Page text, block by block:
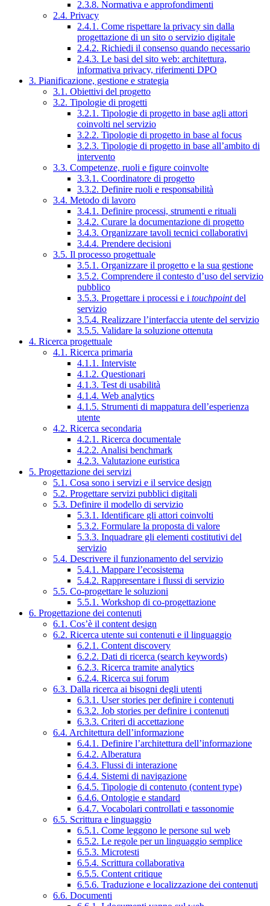
2.3.8. Normativa e approfondimenti
2.4. Privacy
2.4.1. Come rispettare la privacy sin dalla
progettazione di un sito o servizio digitale
2.4.2. Richiedi il consenso quando necessario
2.4.3. Le basi del sito web: architettura,
informativa privacy, riferimenti DPO
3. Pianificazione, gestione e strategia
3.1. Obiettivi del progetto
3.2. Tipologie di progetti
3.2.1. Tipologie di progetto in base agli attori
coinvolti nel servizio
3.2.2. Tipologie di progetto in base al focus
3.2.3. Tipologie di progetto in base all’ambito di
intervento
3.3. Competenze, ruoli e figure coinvolte
3.3.1. Coordinatore di progetto
3.3.2. Definire ruoli e responsabilità
3.4. Metodo di lavoro
3.4.1. Definire processi, strumenti e rituali
3.4.2. Curare la documentazione di progetto
3.4.3. Organizzare tavoli tecnici collaborativi
3.4.4. Prendere decisioni
3.5. Il processo progettuale
3.5.1. Organizzare il progetto e la sua gestione
3.5.2. Comprendere il contesto d’uso del servizio
pubblico
3.5.3. Progettare i processi e i touchpointdel
servizio
3.5.4. Realizzare l’interfaccia utente del servizio
3.5.5. Validare la soluzione ottenuta
4. Ricerca progettuale
4.1. Ricerca primaria
4.1.1. Interviste
4.1.2. Questionari
4.1.3. Test di usabilità
4.1.4. Web analytics
4.1.5. Strumenti di mappatura dell’esperienza
utente
4.2. Ricerca secondaria
4.2.1. Ricerca documentale
4.2.2. Analisi benchmark
4.2.3. Valutazione euristica
5. Progettazione dei servizi
5.1. Cosa sono i servizi e il service design
5.2. Progettare servizi pubblici digitali
5.3. Definire il modello di servizio
5.3.1. Identificare gli attori coinvolti
5.3.2. Formulare la proposta di valore
5.3.3. Inquadrare gli elementi costitutivi del
servizio
5.4. Descrivere il funzionamento del servizio
5.4.1. Mappare l’ecosistema
5.4.2. Rappresentare i flussi di servizio
5.5. Co-progettare le soluzioni
5.5.1. Workshop di co-progettazione
6. Progettazione dei contenuti
6.1. Cos’è il content design
6.2. Ricerca utente sui contenuti e il linguaggio
6.2.1. Content discovery
6.2.2. Dati di ricerca (search keywords)
6.2.3. Ricerca tramite analytics
6.2.4. Ricerca sui forum
6.3. Dalla ricerca ai bisogni degli utenti
6.3.1. User stories per definire i contenuti
6.3.2. Job stories per definire i contenuti
6.3.3. Criteri di accettazione
6.4. Architettura dell’informazione
6.4.1. Definire l’architettura dell’informazione
6.4.2. Alberatura
6.4.3. Flussi di interazione
6.4.4. Sistemi di navigazione
6.4.5. Tipologie di contenuto (content type)
6.4.6. Ontologie e standard
6.4.7. Vocabolari controllati e tassonomie
6.5. Scrittura e linguaggio
6.5.1. Come leggono le persone sul web
6.5.2. Le regole per un linguaggio semplice
6.5.3. Microtesti
6.5.4. Scrittura collaborativa
6.5.5. Content critique
6.5.6. Traduzione e localizzazione dei contenuti
6.6. Documenti